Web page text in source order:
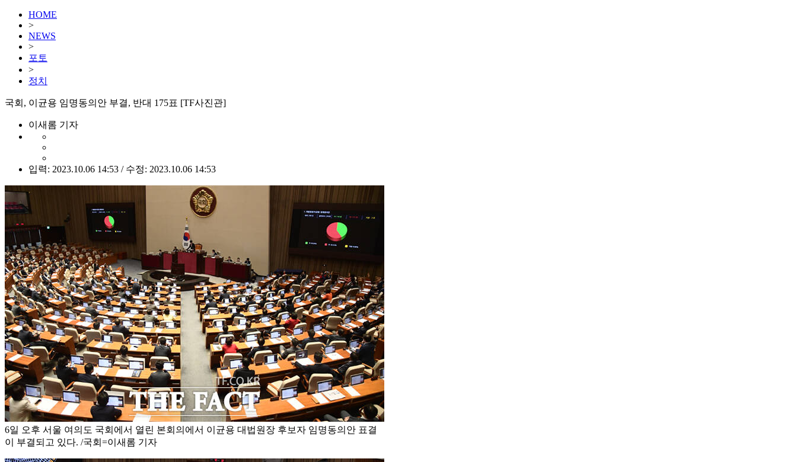
HOME
>
NEWS
>
포토
>
정치
국회, 이균용 임명동의안 부결, 반대 175표 [TF사진관]
이새롬 기자
입력: 2023.10.06 14:53 / 수정: 2023.10.06 14:53
6일 오후 서울 여의도 국회에서 열린 본회의에서 이균용 대법원장 후보자 임명동의안 표결
이 부결되고 있다. /국회=이새롬 기자